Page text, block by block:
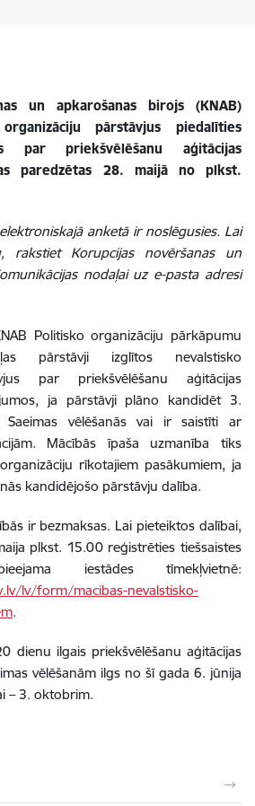
un apkarošanas birojs (KNAB)
pārstāvjus piedalīties
par priekšvēlēšanu aģitācijas
paredzētas 28. maijā no plkst.
anketā ir noslēgusies. Lai
rakstiet Korupcijas novēršanas un
nodaļai uz e-pasta adresi
Politisko organizāciju pārkāpumu
pārstāvji izglītos nevalstisko
par priekšvēlēšanu aģitācijas
ja pārstāvji plāno kandidēt 3.
Saeimas vēlēšanās vai ir saistīti ar
Mācībās īpaša uzmanība tiks
rīkotajiem pasākumiem, ja
kandidējošo pārstāvju dalība.
ir bezmaksas. Lai pieteiktos dalībai,
plkst. 15.00 reģistrēties tiešsaistes
iestādes tīmekļvietnē:
lv/form/macibas-nevalstisko-
.
dienu ilgais priekšvēlēšanu aģitācijas
vēlēšanām ilgs no šī gada 6. jūnija
– 3. oktobrim.